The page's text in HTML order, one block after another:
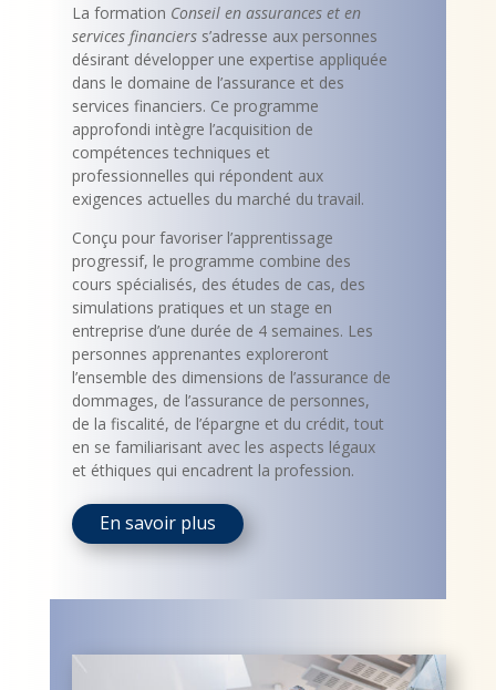
La formation Conseil en assurances et en
services financierss’adresse aux personnes
désirant développer une expertise appliquée
dans le domaine de l’assurance et des
services financiers. Ce programme
approfondi intègre l’acquisition de
compétences techniques et
professionnelles qui répondent aux
exigences actuelles du marché du travail.
Conçu pour favoriser l’apprentissage
progressif, le programme combine des
cours spécialisés, des études de cas, des
simulations pratiques et un stage en
entreprise d’une durée de 4 semaines. Les
personnes apprenantes exploreront
l’ensemble des dimensions de l’assurance de
dommages, de l’assurance de personnes,
de la fiscalité, de l’épargne et du crédit, tout
en se familiarisant avec les aspects légaux
et éthiques qui encadrent la profession.
En savoir plus